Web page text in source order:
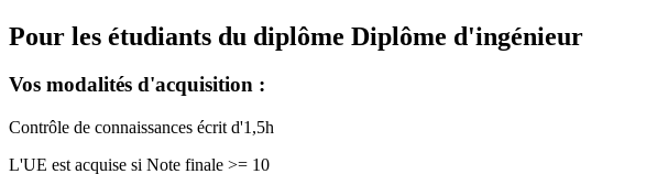
Pour les étudiants du diplôme Diplôme d'ingénieur
Vos modalités d'acquisition :
Contrôle de connaissances écrit d'1,5h
L'UE est acquise si Note finale >= 10